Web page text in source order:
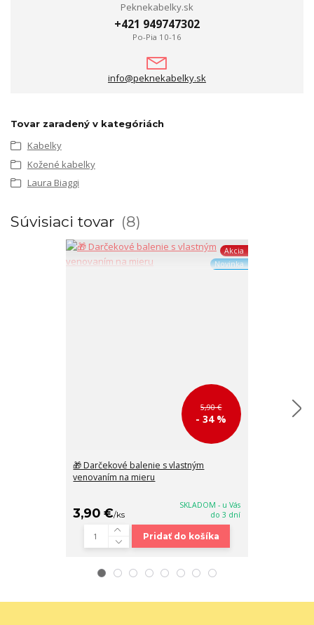
Peknekabelky.sk
+421 949747302
Po-Pia 10-16
info@peknekabelky.sk
Tovar zaradený v kategóriách
Kabelky
Kožené kabelky
Laura Biaggi
Súvisiaci tovar 8
Akcia
Novinka
5,90 €
- 34 %
🎁 Darčekové balenie s vlastným
venovaním na mieru
3,90 €/ks
SKLADOM - u Vás
do 3 dní
Pridať do košíka